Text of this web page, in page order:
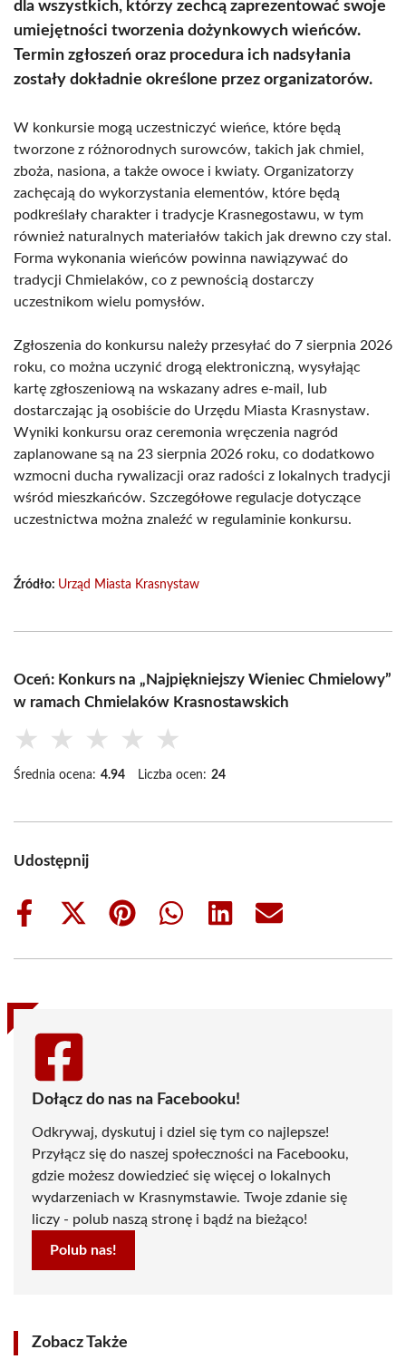
dla wszystkich, którzy zechcą zaprezentować swoje
umiejętności tworzenia dożynkowych wieńców.
Termin zgłoszeń oraz procedura ich nadsyłania
zostały dokładnie określone przez organizatorów.
W konkursie mogą uczestniczyć wieńce, które będą
tworzone z różnorodnych surowców, takich jak chmiel,
zboża, nasiona, a także owoce i kwiaty. Organizatorzy
zachęcają do wykorzystania elementów, które będą
podkreślały charakter i tradycje Krasnegostawu, w tym
również naturalnych materiałów takich jak drewno czy stal.
Forma wykonania wieńców powinna nawiązywać do
tradycji Chmielaków, co z pewnością dostarczy
uczestnikom wielu pomysłów.
Zgłoszenia do konkursu należy przesyłać do 7 sierpnia 2026
roku, co można uczynić drogą elektroniczną, wysyłając
kartę zgłoszeniową na wskazany adres e-mail, lub
dostarczając ją osobiście do Urzędu Miasta Krasnystaw.
Wyniki konkursu oraz ceremonia wręczenia nagród
zaplanowane są na 23 sierpnia 2026 roku, co dodatkowo
wzmocni ducha rywalizacji oraz radości z lokalnych tradycji
wśród mieszkańców. Szczegółowe regulacje dotyczące
uczestnictwa można znaleźć w regulaminie konkursu.
Źródło: Urząd Miasta Krasnystaw
Oceń: Konkurs na „Najpiękniejszy Wieniec Chmielowy”
w ramach Chmielaków Krasnostawskich
★ ★ ★ ★ ★
Średnia ocena: 4.94 Liczba ocen: 24
Udostępnij
Share
Share
(Twitter)
Share
Share
Share
Share
Dołącz do nas na Facebooku!
Odkrywaj, dyskutuj i dziel się tym co najlepsze!
Przyłącz się do naszej społeczności na Facebooku,
gdzie możesz dowiedzieć się więcej o lokalnych
wydarzeniach w Krasnymstawie. Twoje zdanie się
liczy - polub naszą stronę i bądź na bieżąco!
Polub nas!
Zobacz Także